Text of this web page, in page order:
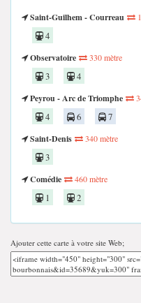
Saint-Guilhem - Courreau
4
Observatoire
330 mètre
3
4
Peyrou - Arc de Triomphe
4 6
7
Saint-Denis
340 mètre
3
Comédie
460 mètre
1 2
Ajouter cette carte à votre site Web;